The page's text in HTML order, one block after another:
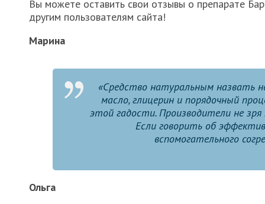
Вы можете оставить свои отзывы о препарате
другим пользователям сайта!
Марина
«Средство натуральным назвать
масло, глицерин и порядочный
этой гадости. Производители не
Если говорить об
вспомогательного
Ольга